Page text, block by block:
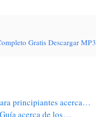
Gratis Descargar MP3
principiantes acerca…
acerca de los…